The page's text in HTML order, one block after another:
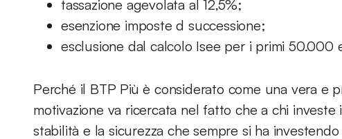
tassazione agevolata al 12,5%;
esenzione imposte d successione;
esclusione dal calcolo Isee per i primi 50.000
Perché il BTP Più è considerato come una vera e
motivazione va ricercata nel fatto che a chi
stabilità e la sicurezza che sempre si ha